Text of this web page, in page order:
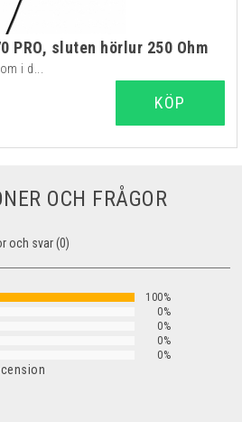
PRO, sluten hörlur 250 Ohm
i d...
KÖP
OCH FRÅGOR
och svar (0)
100%
0%
0%
0%
0%